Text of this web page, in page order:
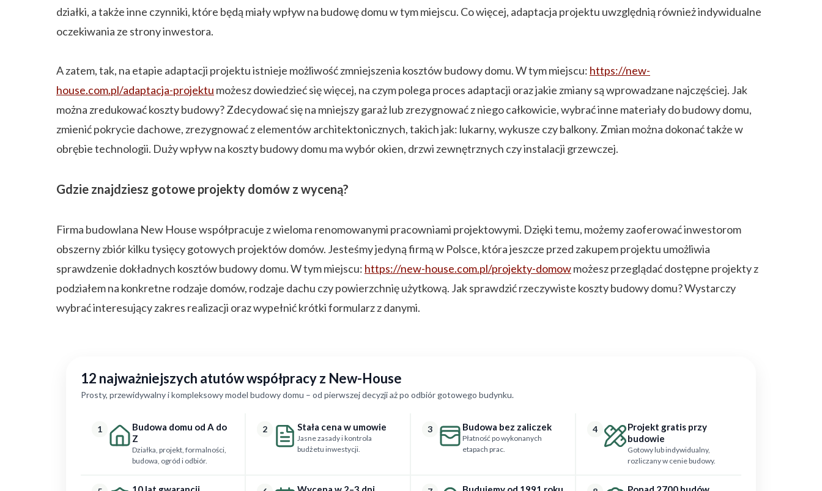
działki, a także inne czynniki, które będą miały wpływ na budowę domu w tym miejscu. Co więcej, adaptacja projektu uwzględnią również indywidualne
oczekiwania ze strony inwestora.
A zatem, tak, na etapie adaptacji projektu istnieje możliwość zmniejszenia kosztów budowy domu. W tym miejscu: https://new-
house.com.pl/adaptacja-projektu możesz dowiedzieć się więcej, na czym polega proces adaptacji oraz jakie zmiany są wprowadzane najczęściej. Jak
można zredukować koszty budowy? Zdecydować się na mniejszy garaż lub zrezygnować z niego całkowicie, wybrać inne materiały do budowy domu,
zmienić pokrycie dachowe, zrezygnować z elementów architektonicznych, takich jak: lukarny, wykusze czy balkony. Zmian można dokonać także w
obrębie technologii. Duży wpływ na koszty budowy domu ma wybór okien, drzwi zewnętrznych czy instalacji grzewczej.
Gdzie znajdziesz gotowe projekty domów z wyceną?
Firma budowlana New House współpracuje z wieloma renomowanymi pracowniami projektowymi. Dzięki temu, możemy zaoferować inwestorom
obszerny zbiór kilku tysięcy gotowych projektów domów. Jesteśmy jedyną firmą w Polsce, która jeszcze przed zakupem projektu umożliwia
sprawdzenie dokładnych kosztów budowy domu. W tym miejscu: https://new-house.com.pl/projekty-domowmożesz przeglądać dostępne projekty z
podziałem na konkretne rodzaje domów, rodzaje dachu czy powierzchnię użytkową. Jak sprawdzić rzeczywiste koszty budowy domu? Wystarczy
wybrać interesujący zakres realizacji oraz wypełnić krótki formularz z danymi.
12 najważniejszych atutów współpracy z New-House
Prosty, przewidywalny i kompleksowy model budowy domu – od pierwszej decyzji aż po odbiór gotowego budynku.
1
Budowa domu od A do
Z
Działka, projekt, formalności,
budowa, ogród i odbiór.
2 Stała cena w umowie
Jasne zasady i kontrola
budżetu inwestycji.
3 Budowa bez zaliczek
Płatność po wykonanych
etapach prac.
4
Projekt gratis przy
budowie
Gotowy lub indywidualny,
rozliczany w cenie budowy.